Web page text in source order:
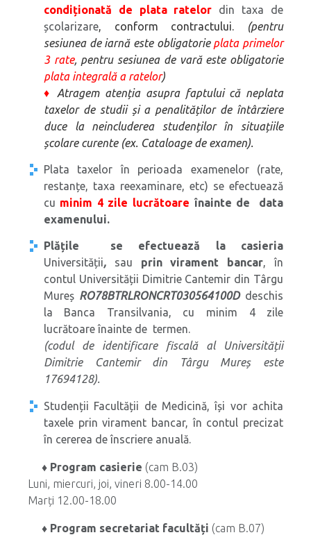
condiționată de plata ratelor din taxa de
școlarizare, conform contractului.
(pentru
sesiunea de iarnă este obligatorie plata primelor
3 rate, pentru sesiunea de vară este obligatorie
plata integrală a ratelor)
♦
Atragem atenția asupra faptului că neplata
taxelor de studii și a penalităților de întârziere
duce la neincluderea studenților în situațiile
școlare curente (ex. Cataloage de examen).
Plata taxelor în perioada examenelor (rate,
restanțe, taxa reexaminare, etc) se efectuează
cu minim 4 zile lucrătoare înainte de data
examenului.
Plățile se efectuează la casieria
Universității, sau prin virament bancar, în
contul Universității Dimitrie Cantemir din Târgu
Mureș RO78BTRLRONCRT030564100D deschis
la Banca Transilvania, cu minim 4 zile
lucrătoare înainte de termen.
(codul de identificare fiscală al Universității
Dimitrie Cantemir din Târgu Mureș este
17694128).
Studenții Facultății de Medicină, își vor achita
taxele prin virament bancar, în contul precizat
în cererea de înscriere anuală.
♦ Program casierie (cam B.03)
Luni, miercuri, joi, vineri 8.00-14.00
Marți 12.00-18.00
♦ Program secretariat facultăți (cam B.07)